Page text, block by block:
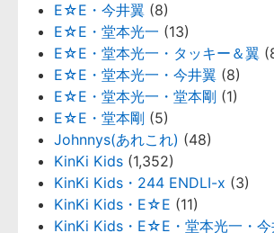
E☆E・今井翼 (8)
E☆E・堂本光一 (13)
E☆E・堂本光一・タッキー＆翼
E☆E・堂本光一・今井翼 (8)
E☆E・堂本光一・堂本剛 (1)
E☆E・堂本剛 (5)
Johnnys(あれこれ) (48)
KinKi Kids (1,352)
KinKi Kids・244 ENDLI-x (3)
KinKi Kids・E☆E (11)
KinKi Kids・E☆E・堂本光一・今